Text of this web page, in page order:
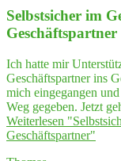
Selbst­si­cher im
Geschäftspartner
Ich hatte mir
Geschäftspartner ins
mich eingegangen
Weg gegeben. Jetzt
Weiterlesen
Geschäftspartner"